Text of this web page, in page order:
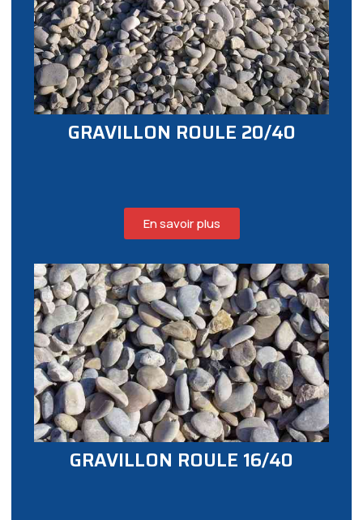
GRAVILLON ROULE 20/40
En savoir plus
GRAVILLON ROULE 16/40